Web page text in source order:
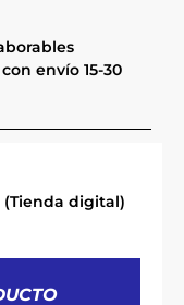
envío 15-30
(Tienda digital)